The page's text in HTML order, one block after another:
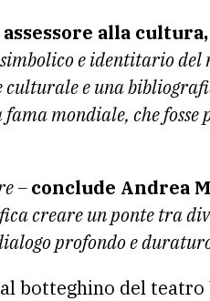
alla
e identitario del
e una
fama mondiale, che
–conclude Andrea
creare un ponte tra
profondo e
botteghino del teatro